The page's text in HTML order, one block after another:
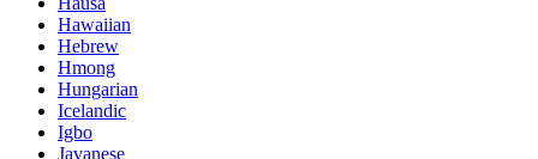
Hawaiian
Hebrew
Hmong
Hungarian
Icelandic
Igbo
Javanese